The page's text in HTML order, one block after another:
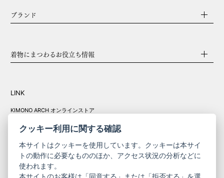
ブランド
着物にまつわるお役立ち情報
LINK
KIMONO ARCH オンラインストア
きものやまと振
クッキー利用に関する確認
本サイトはクッキーを使用しています。クッキーは本サイ
トの動作に必要なもののほか、アクセス状況の分析などに
使われます。
本サイトのお客様は「同意する」または「拒否する」を選